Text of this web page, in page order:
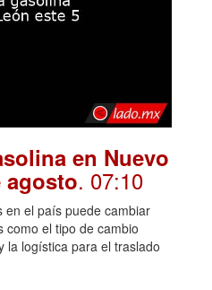
en Nuevo
agosto. 07:10
en el país puede cambiar
como el tipo de cambio
la logística para el traslado